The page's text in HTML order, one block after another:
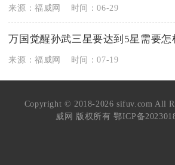
来源：福威网 时间：06-29
万国觉醒孙武三星要达到5星需要怎
来源：福威网 时间：07-19
Copyright © 2018-2026 sifuv.com All
威网 版权所有鄂ICP备